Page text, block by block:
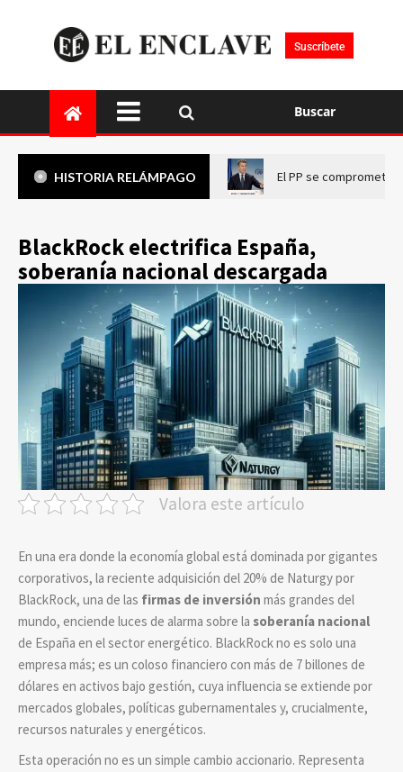
Suscríbete
Buscar
HISTORIA RELÁMPAGO El PP se compromete
BlackRock electrifica España,
soberanía nacional descargada
Valora este artículo
En una era donde la economía global está dominada por gigantes
corporativos, la reciente adquisición del 20% de Naturgy por
BlackRock, una de las firmas de inversión más grandes del
mundo, enciende luces de alarma sobre la soberanía nacional
de España en el sector energético. BlackRock no es solo una
empresa más; es un coloso financiero con más de 7 billones de
dólares en activos bajo gestión, cuya influencia se extiende por
mercados globales, políticas gubernamentales y, crucialmente,
recursos naturales y energéticos.
Esta operación no es un simple cambio accionario. Representa